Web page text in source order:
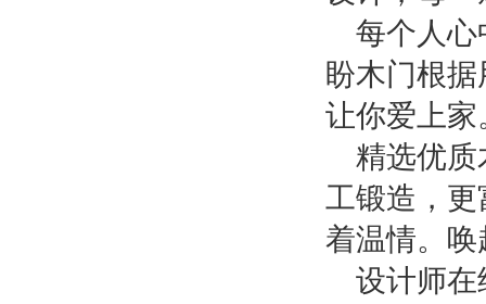
每个人心
盼木门根
让你爱上家
精选优质
工锻造，
着温情。
设计师在